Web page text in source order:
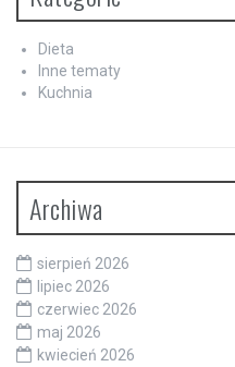
Dieta
Inne tematy
Kuchnia
Archiwa
sierpień 2026
lipiec 2026
czerwiec 2026
maj 2026
kwiecień 2026